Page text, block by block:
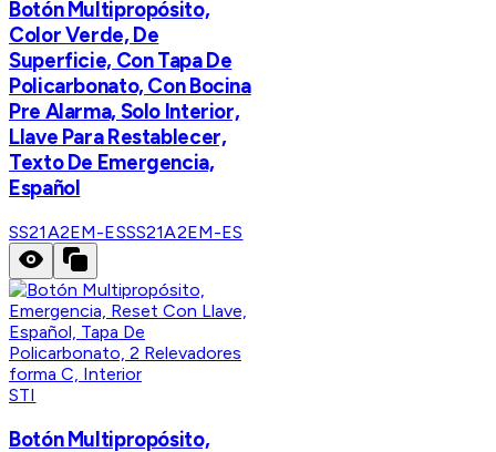
​​Botón Multipropósito,
Color Verde, De
Superficie, Con Tapa De
Policarbonato, Con Bocina
Pre Alarma, Solo Interior,
Llave Para Restablecer,
Texto De Emergencia,
Español
SS21A2EM-ESSS21A2EM-ES
STI
Botón Multipropósito,